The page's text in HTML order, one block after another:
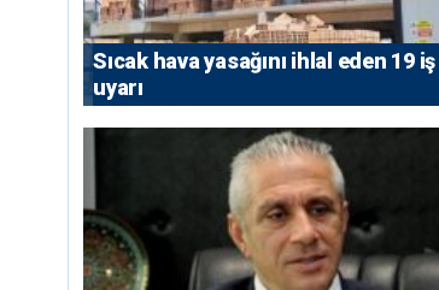
Sıcak hava yasağını ihlal eden 19
uyarı